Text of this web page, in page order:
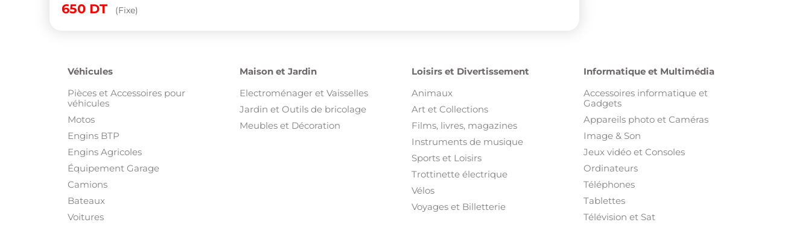
650 DT (Fixe)
Véhicules
Pièces et Accessoires pour
véhicules
Motos
Engins BTP
Engins Agricoles
Équipement Garage
Camions
Bateaux
Voitures
Maison et Jardin
Electroménager et Vaisselles
Jardin et Outils de bricolage
Meubles et Décoration
Loisirs et Divertissement
Animaux
Art et Collections
Films, livres, magazines
Instruments de musique
Sports et Loisirs
Trottinette électrique
Vélos
Voyages et Billetterie
Informatique et Multimédia
Accessoires informatique et
Gadgets
Appareils photo et Caméras
Image & Son
Jeux vidéo et Consoles
Ordinateurs
Téléphones
Tablettes
Télévision et Sat